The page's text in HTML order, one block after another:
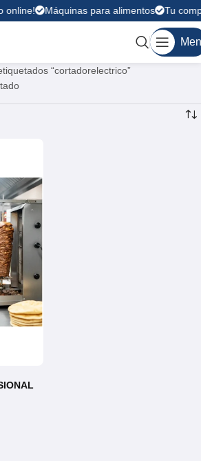
online! Máquinas para alimentos Tu
“cortadorelectrico”